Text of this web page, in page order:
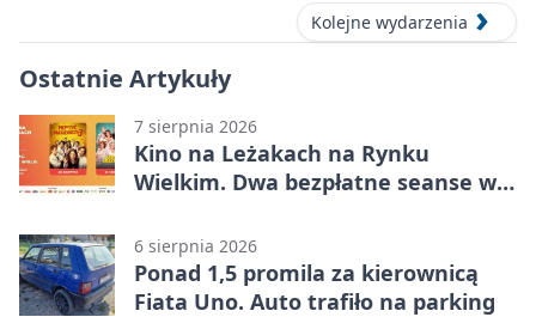
Kolejne wydarzenia
Ostatnie Artykuły
7 sierpnia 2026
Kino na Leżakach na Rynku
Wielkim. Dwa bezpłatne seanse w
6 sierpnia 2026
Ponad 1,5 promila za kierownicą
Fiata Uno. Auto trafiło na parking